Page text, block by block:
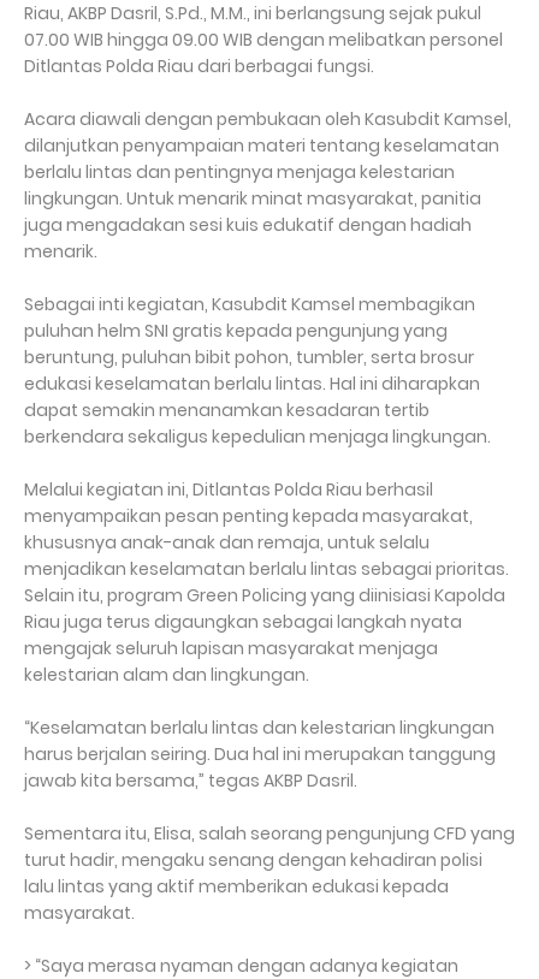
Riau, AKBP Dasril, S.Pd., M.M., ini berlangsung sejak pukul
07.00 WIB hingga 09.00 WIB dengan melibatkan personel
Ditlantas Polda Riau dari berbagai fungsi.
Acara diawali dengan pembukaan oleh Kasubdit Kamsel,
dilanjutkan penyampaian materi tentang keselamatan
berlalu lintas dan pentingnya menjaga kelestarian
lingkungan. Untuk menarik minat masyarakat, panitia
juga mengadakan sesi kuis edukatif dengan hadiah
menarik.
Sebagai inti kegiatan, Kasubdit Kamsel membagikan
puluhan helm SNI gratis kepada pengunjung yang
beruntung, puluhan bibit pohon, tumbler, serta brosur
edukasi keselamatan berlalu lintas. Hal ini diharapkan
dapat semakin menanamkan kesadaran tertib
berkendara sekaligus kepedulian menjaga lingkungan.
Melalui kegiatan ini, Ditlantas Polda Riau berhasil
menyampaikan pesan penting kepada masyarakat,
khususnya anak-anak dan remaja, untuk selalu
menjadikan keselamatan berlalu lintas sebagai prioritas.
Selain itu, program Green Policing yang diinisiasi Kapolda
Riau juga terus digaungkan sebagai langkah nyata
mengajak seluruh lapisan masyarakat menjaga
kelestarian alam dan lingkungan.
“Keselamatan berlalu lintas dan kelestarian lingkungan
harus berjalan seiring. Dua hal ini merupakan tanggung
jawab kita bersama,” tegas AKBP Dasril.
Sementara itu, Elisa, salah seorang pengunjung CFD yang
turut hadir, mengaku senang dengan kehadiran polisi
lalu lintas yang aktif memberikan edukasi kepada
masyarakat.
> “Saya merasa nyaman dengan adanya kegiatan